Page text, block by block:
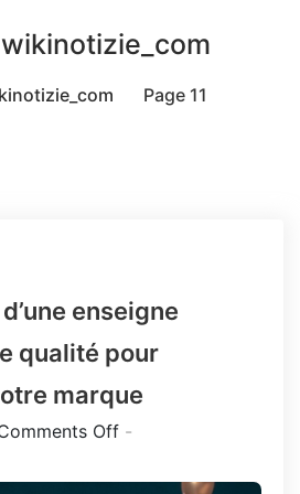
wikinotizie_com
Page 11
enseigne
qualité pour
marque
Offon
d’une